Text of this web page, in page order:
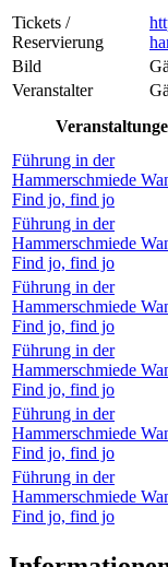
Tickets /
Reservierung
Bild
Veranstalter
Führung in der
Hammerschmiede
Find jo, find jo
Führung in der
Hammerschmiede
Find jo, find jo
Führung in der
Hammerschmiede
Find jo, find jo
Führung in der
Hammerschmiede
Find jo, find jo
Führung in der
Hammerschmiede
Find jo, find jo
Führung in der
Hammerschmiede
Find jo, find jo